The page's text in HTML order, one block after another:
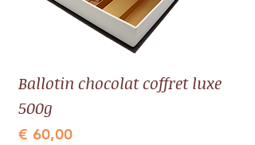
Ballotin chocolat coffret luxe
500g
Prijs
€ 60,00